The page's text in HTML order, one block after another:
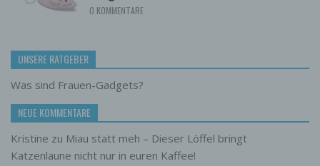
0 KOMMENTARE
UNSERE RATGEBER
Was sind Frauen-Gadgets?
NEUE KOMMENTARE
Kristine zu Miau statt meh – Dieser Löffel bringt
Katzenlaune nicht nur in euren Kaffee!
Zuverlässigkeit, Verhalten, Aufenthaltsort
f) Pseudonymisierung
Pseudonymisierung ist die Verarbeitung
personenbezogener Daten in einer Weise,
auf welche die personenbezogenen Daten
ohne Hinzuziehung zusätzlicher
Informationen nicht mehr einer spezifischen
betroffenen Person zugeordnet werden